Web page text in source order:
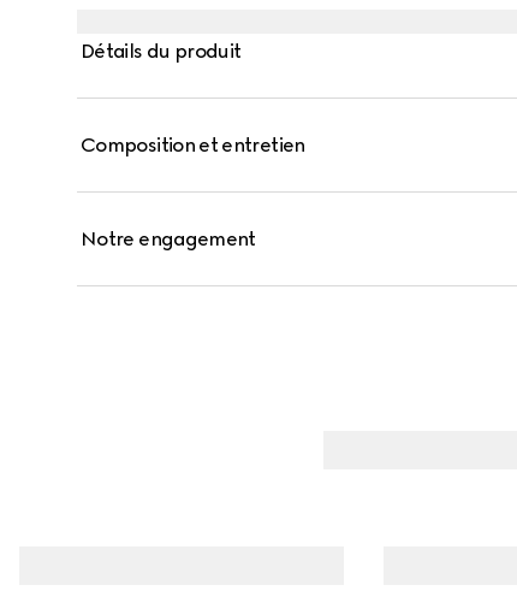
Détails du produit
Composition et entretien
Notre engagement